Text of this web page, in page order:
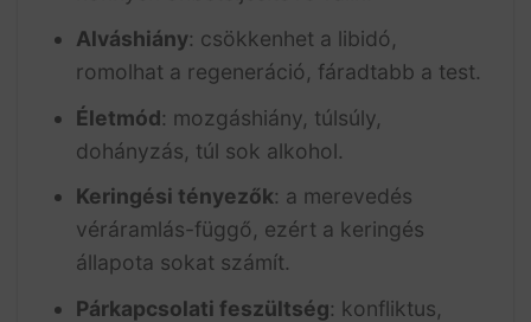
Alváshiány: csökkenhet a libidó,
romolhat a regeneráció, fáradtabb a test.
Életmód: mozgáshiány, túlsúly,
dohányzás, túl sok alkohol.
Keringési tényezők: a merevedés
véráramlás-függő, ezért a keringés
állapota sokat számít.
Párkapcsolati feszültség: konfliktus,